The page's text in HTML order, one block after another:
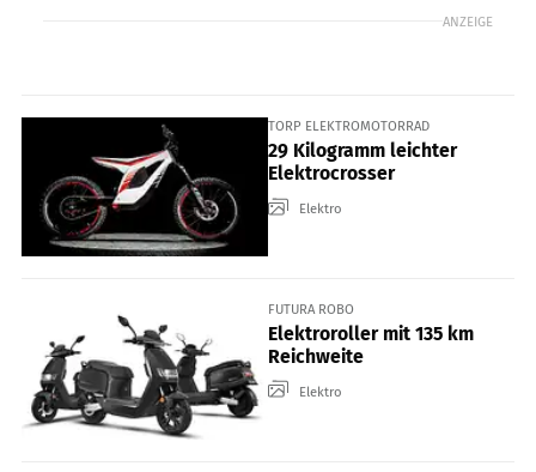
ANZEIGE
TORP ELEKTROMOTORRAD
29 Kilogramm leichter
Elektrocrosser
Elektro
FUTURA ROBO
Elektroroller mit 135 km
Reichweite
Elektro